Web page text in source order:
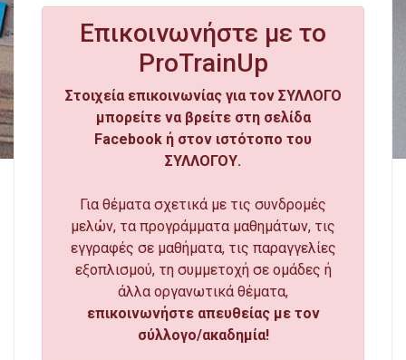
Επικοινωνήστε με το
ProTrainUp
Στοιχεία επικοινωνίας για τον ΣΥΛΛΟΓΟ
μπορείτε να βρείτε στη σελίδα
Facebook ή στον ιστότοπο του
ΣΥΛΛΟΓΟΥ.
Για θέματα σχετικά με τις συνδρομές
μελών, τα προγράμματα μαθημάτων, τις
εγγραφές σε μαθήματα, τις παραγγελίες
εξοπλισμού, τη συμμετοχή σε ομάδες ή
άλλα οργανωτικά θέματα,
επικοινωνήστε απευθείας με τον
σύλλογο/ακαδημία!